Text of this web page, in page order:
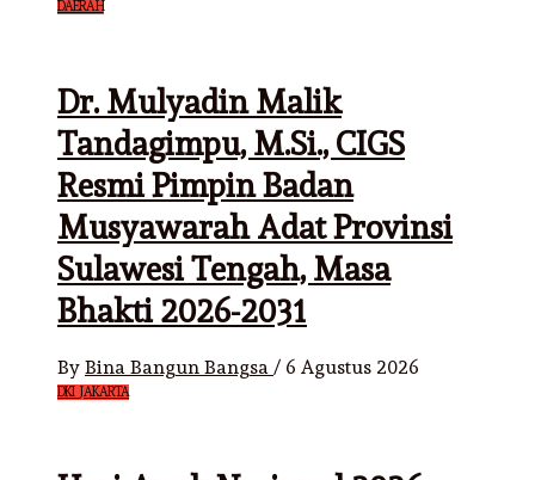
DAERAH
Dr. Mulyadin Malik
Tandagimpu, M.Si., CIGS
Resmi Pimpin Badan
Musyawarah Adat Provinsi
Sulawesi Tengah, Masa
Bhakti 2026-2031
By Bina Bangun Bangsa / 6 Agustus 2026
DKI JAKARTA